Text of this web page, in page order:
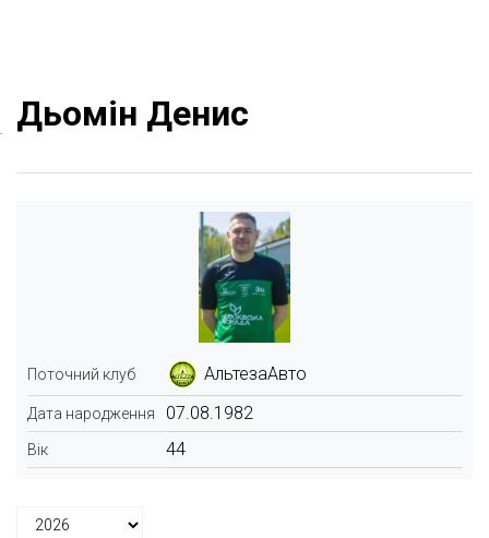
Дьомін Денис
Поточний клуб АльтезаАвто
Дата народження 07.08.1982
Вік 44